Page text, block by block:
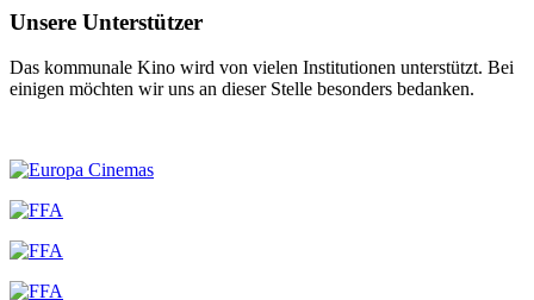
Unsere Unterstützer
Das kommunale Kino wird von vielen Institutionen unterstützt. Bei
einigen möchten wir uns an dieser Stelle besonders bedanken.